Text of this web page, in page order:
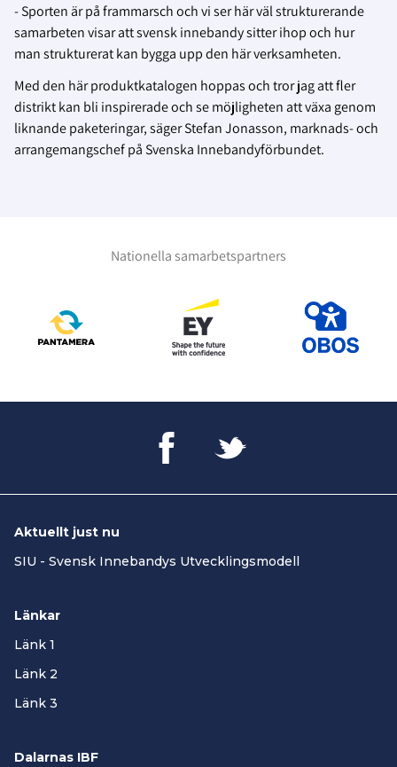
- Sporten är på frammarsch och vi ser här väl strukturerande
samarbeten visar att svensk innebandy sitter ihop och hur
man strukturerat kan bygga upp den här verksamheten.
Med den här produktkatalogen hoppas och tror jag att fler
distrikt kan bli inspirerade och se möjligheten attväxa genom
liknande paketeringar, säger Stefan Jonasson, marknads- och
arrangemangschef på Svenska Innebandyförbundet.
Nationella samarbetspartners
Aktuellt just nu
SIU - Svensk Innebandys Utvecklingsmodell
Länkar
Länk 1
Länk 2
Länk 3
Dalarnas IBF